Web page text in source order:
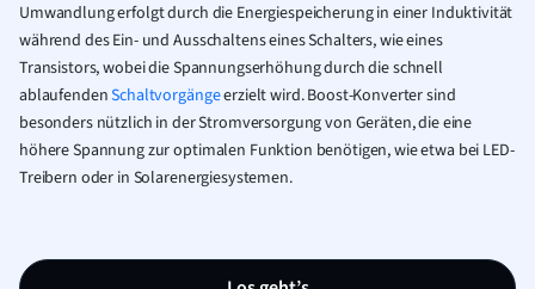
Umwandlung erfolgt durch die Energiespeicherung in einer Induktivität
während des Ein- und Ausschaltens eines Schalters, wie eines
Transistors, wobei die Spannungserhöhung durch die schnell
ablaufendenSchaltvorgängeerzielt wird. Boost-Konverter sind
besonders nützlich in der Stromversorgung von Geräten, die eine
höhere Spannung zur optimalen Funktion benötigen, wie etwa bei LED-
Treibern oder in Solarenergiesystemen.